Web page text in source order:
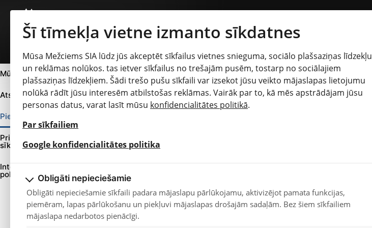
Šī tīmekļa vietne izmanto sīkdatnes
Mūsa Mežciems SIA lūdz jūs akceptēt sīkfailus vietnes snieguma, sociālo plašsaziņas līdzekļu
un reklāmas nolūkos. tas ietver sīkfailus no trešajām pusēm, tostarp no sociālajiem
plašsaziņas līdzekļiem. Šādi trešo pušu sīkfaili var izsekot jūsu veikto mājaslapas lietojumu
nolūkā rādīt jūsu interesēm atbilstošas reklāmas. Vairāk par to, kā mēs apstrādājam jūsu
personas datus, varat lasīt mūsu konfidencialitātes politikā.
Par sīkfailiem
Google konfidencialitātes politika
Obligāti nepieciešamie
Obligāti nepieciešamie sīkfaili padara mājaslapu pārlūkojamu, aktivizējot pamata funkcijas,
piemēram, lapas pārlūkošanu un piekļuvi mājaslapas drošajām sadaļām. Bez šiem sīkfailiem
mājaslapa nedarbotos pienācīgi.
ZIŅAS UN NOTIKUMI
Automašīnas iegāde ārzemēs – vai vienkārši lēts pirkums, vai
Citroën jaunais konceptauto: sešvietīga dzīvojamā istaba uz
riteņiem
Hyundai SANTA FE modeļi plūc divkāršus laurus 2025. gada What
Car? elektroauto balvu ceremonijā
JAUNAIS CITROËN C5 AIRCROSS
Skatīt vairāk...
VAKANCES
Mūsa Mežciems Rīga
Atsauksmes
Pieejamība
Privātuma nosacījumi un
sīkdatņu izmantošana (cookies)
Integrētās pārvaldības sistēmas
politika
Kontakti Pieejamība